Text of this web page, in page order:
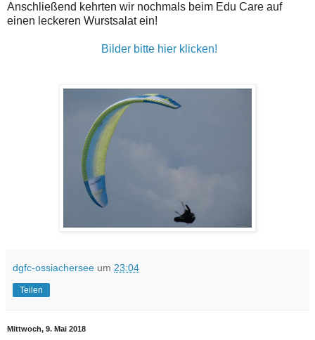
Anschließend kehrten wir nochmals beim Edu Care auf
einen leckeren Wurstsalat ein!
Bilder bitte hier klicken!
dgfc-ossiachersee um 23:04
Teilen
Mittwoch, 9. Mai 2018